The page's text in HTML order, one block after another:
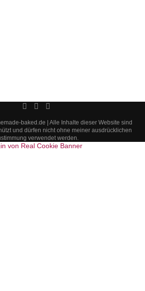
baked.de | Alle Inhalte dieser Website sind
und dürfen nicht ohne meiner ausdrücklichen
verwendet werden.
von Real Cookie Banner